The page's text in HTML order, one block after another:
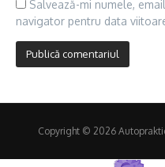
Salvează-mi numele,
navigator pentru data
Copyright © 2026